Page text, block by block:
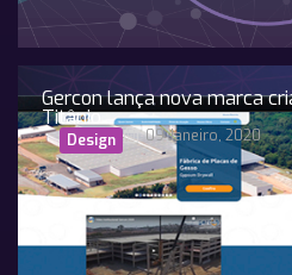
Gercon lança nova marca
Titânio
Design 09 Janeiro, 2020